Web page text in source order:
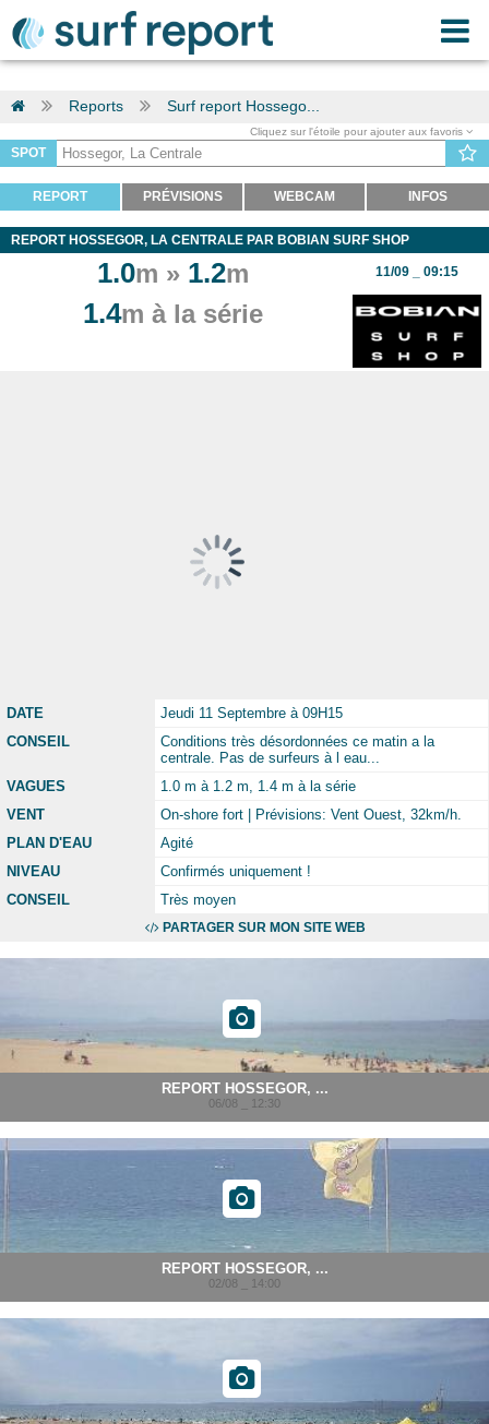
Reports Surf report Hossego...
Cliquez sur l'étoile pour ajouter aux favoris
SPOT
REPORT PRÉVISIONS WEBCAM INFOS
REPORT HOSSEGOR, LA CENTRALE PAR BOBIAN SURF SHOP
1.0m » 1.2m
1.4m à la série
11/09 _ 09:15
DATE
Jeudi 11 Septembre à 09H15
CONSEIL
Conditions très désordonnées ce matin a la
centrale. Pas de surfeurs à l eau...
VAGUES
1.0 m à 1.2 m, 1.4 m à la série
VENT
On-shore fort | Prévisions: Vent Ouest, 32km/h.
PLAN D'EAU
Agité
NIVEAU
Confirmés uniquement !
CONSEIL
Très moyen
PARTAGER SUR MON SITE WEB
REPORT HOSSEGOR, ...
06/08 _ 12:30
REPORT HOSSEGOR, ...
02/08 _ 14:00